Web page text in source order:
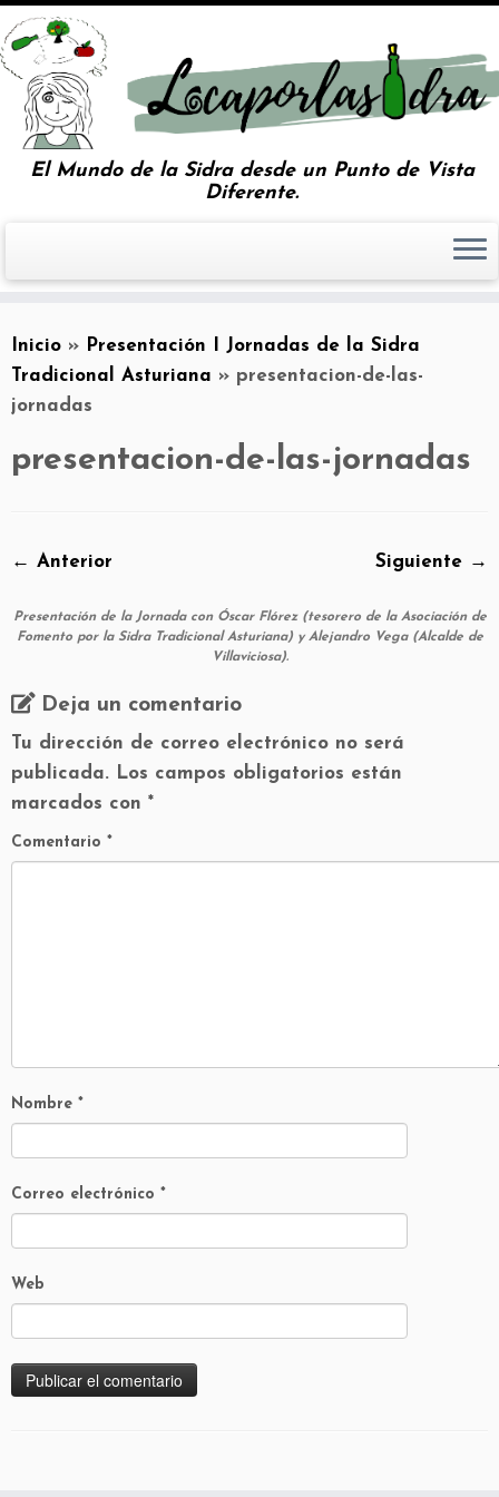
El Mundo de la Sidra desde un Punto de Vista
Diferente.
Inicio » Presentación I Jornadas de la Sidra
Tradicional Asturiana » presentacion-de-las-
jornadas
presentacion-de-las-jornadas
← Anterior Siguiente →
Presentación de la Jornada con Óscar Flórez (tesorero de la Asociación de
Fomento por la Sidra Tradicional Asturiana) y Alejandro Vega (Alcalde de
Villaviciosa).
Deja un comentario
Tu dirección de correo electrónico no será
publicada. Los campos obligatorios están
marcados con *
Comentario *
Nombre *
Correo electrónico *
Web